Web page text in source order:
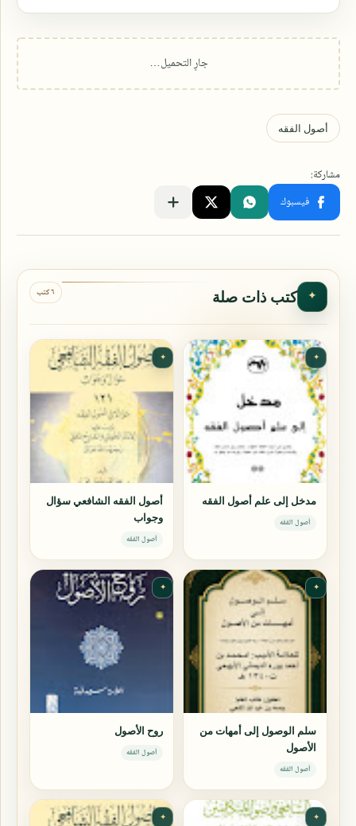
✦ كتب ذات صلة ٦ كتب
✦
مدخل إلى علم أصول الفقه
أصول الفقه
✦
أصول الفقه الشافعي سؤال
وجواب
أصول الفقه
✦
سلم الوصول إلى أمهات من
الأصول
أصول الفقه
✦
روح الأصول
أصول الفقه
✦
✦